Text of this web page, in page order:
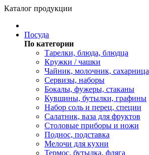
Каталог продукции
Посуда
По категории
Тарелки, блюда, блюдца
Кружки / чашки
Чайник, молочник, сахарница
Сервизы, наборы
Бокалы, фужеры, стаканы
Кувшины, бутылки, графины
Набор соль и перец, специи
Салатник, ваза для фруктов
Столовые приборы и ножи
Поднос, подставка
Мелочи для кухни
Термос, бутылка, фляга